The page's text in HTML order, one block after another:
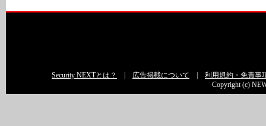
Security NEXTとは？ 広告掲載について
利用規約・免責事
Copyright (c)